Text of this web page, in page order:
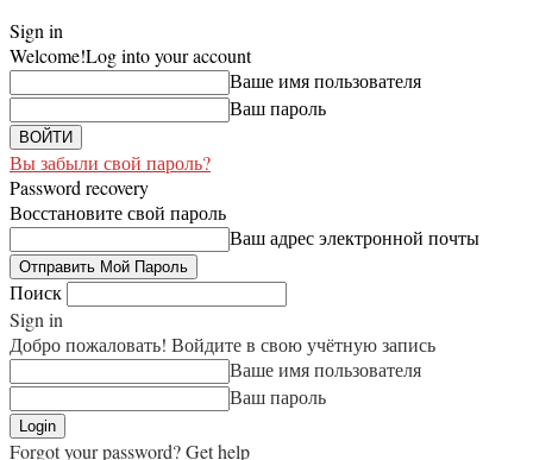
Sign in
Welcome!Log into your account
Ваше имя пользователя
Ваш пароль
Вы забыли свой пароль?
Password recovery
Восстановите свой пароль
Ваш адрес электронной почты
Поиск
Sign in
Добро пожаловать! Войдите в свою учётную запись
Ваше имя пользователя
Ваш пароль
Forgot your password? Get help